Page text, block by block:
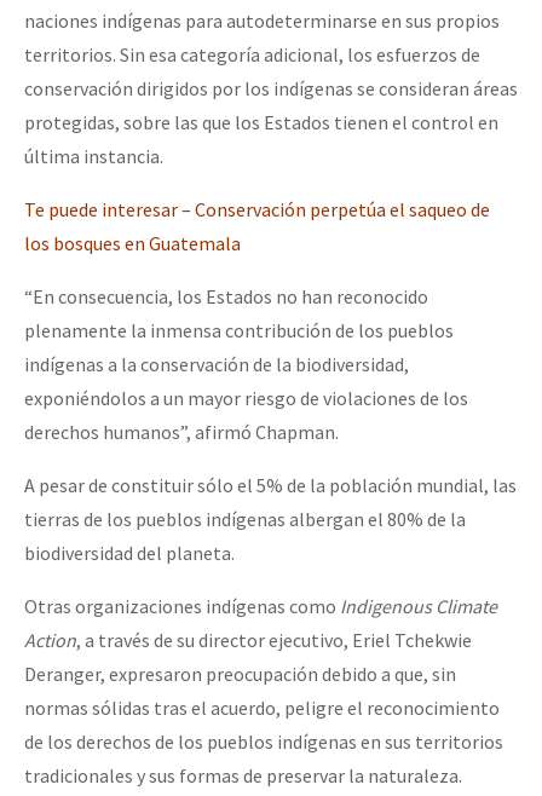
naciones indígenas para autodeterminarse en sus propios
territorios. Sin esa categoría adicional, los esfuerzos de
conservación dirigidos por los indígenas se consideran áreas
protegidas, sobre las que los Estados tienen el control en
última instancia.
Te puede interesar – Conservación perpetúa el saqueo de
los bosques en Guatemala
“En consecuencia, los Estados no han reconocido
plenamente la inmensa contribución de los pueblos
indígenas a la conservación de la biodiversidad,
exponiéndolos a un mayor riesgo de violaciones de los
derechos humanos”, afirmó Chapman.
A pesar de constituir sólo el 5% de la población mundial, las
tierras de los pueblos indígenas albergan el 80% de la
biodiversidad del planeta.
Otras organizaciones indígenas como Indigenous Climate
Action, a través de su director ejecutivo, Eriel Tchekwie
Deranger, expresaron preocupación debido a que, sin
normas sólidas tras el acuerdo, peligre el reconocimiento
de los derechos de los pueblos indígenas en sus territorios
tradicionales y sus formas de preservar la naturaleza.